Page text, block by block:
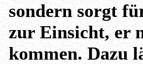
sondern sorgt
zur Einsicht, er
kommen. Dazu